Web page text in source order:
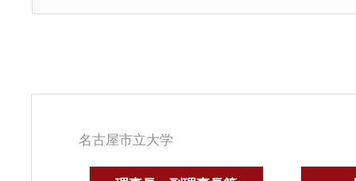
名古屋市立大学